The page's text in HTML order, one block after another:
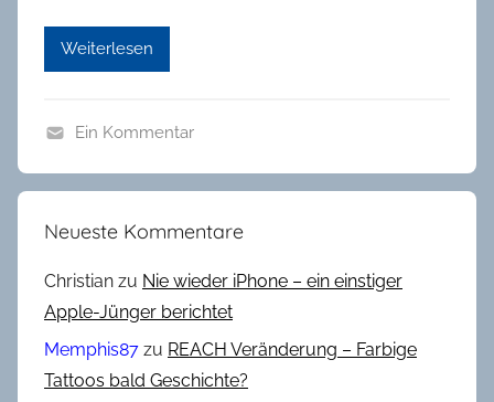
Weiterlesen
l
e
m
i
n
Ein Kommentar
Neueste Kommentare
Christian zu Nie wieder iPhone – ein einstiger
Apple-Jünger berichtet
Memphis87 zu REACH Veränderung – Farbige
Tattoos bald Geschichte?